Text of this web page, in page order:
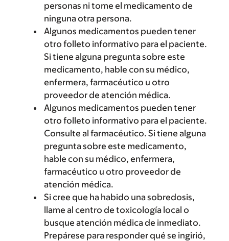
personas ni tome el medicamento de
ninguna otra persona.
Algunos medicamentos pueden tener
otro folleto informativo para el paciente.
Si tiene alguna pregunta sobre este
medicamento, hable con su médico,
enfermera, farmacéutico u otro
proveedor de atención médica.
Algunos medicamentos pueden tener
otro folleto informativo para el paciente.
Consulte al farmacéutico. Si tiene alguna
pregunta sobre este medicamento,
hable con su médico, enfermera,
farmacéutico u otro proveedor de
atención médica.
Si cree que ha habido una sobredosis,
llame al centro de toxicología local o
busque atención médica de inmediato.
Prepárese para responder qué se ingirió,